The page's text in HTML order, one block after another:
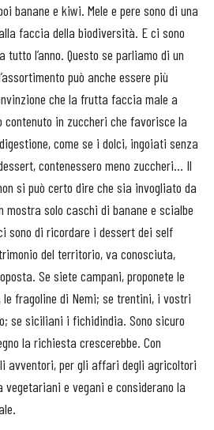
banane e kiwi. Mele e pere sono di una
faccia della biodiversità. E ci sono
tutto l’anno. Questo se parliamo di un
può anche essere più
che la frutta faccia male a
in zuccheri che favorisce la
come se i dolci, ingoiati senza
contenessero meno zuccheri… Il
si può certo dire che sia invogliato da
solo caschi di banane e scialbe
sono di ricordare i dessert dei self
del territorio, va conosciuta,
Se siete campani, proponete le
le fragoline di Nemi; se trentini, i vostri
se siciliani i fichidindia. Sono sicuro
la richiesta crescerebbe. Con
avventori, per gli affari degli agricoltori
e vegani e considerano la